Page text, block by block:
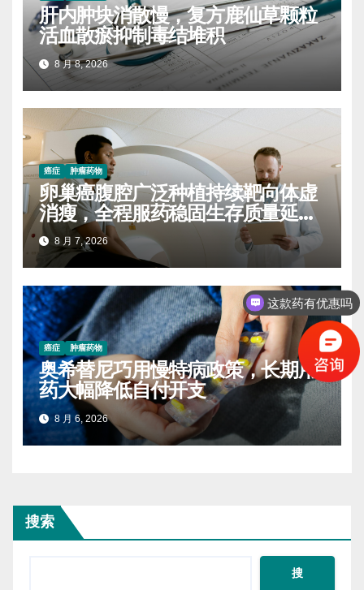
肝内肿块消散慢，复方鹿仙草颗粒
活血散瘀抑制毒结堆积
8 月 8, 2026
癌症 肿瘤药物
卵巢癌腹腔广泛种植持续靶向体虚
消瘦，全程服药稳固生存质量延缓
进展
8 月 7, 2026
癌症 肿瘤药物
奥希替尼巧用慢特病政策，长期用
药大幅降低自付开支
8 月 6, 2026
搜索
搜
这款药有优惠吗